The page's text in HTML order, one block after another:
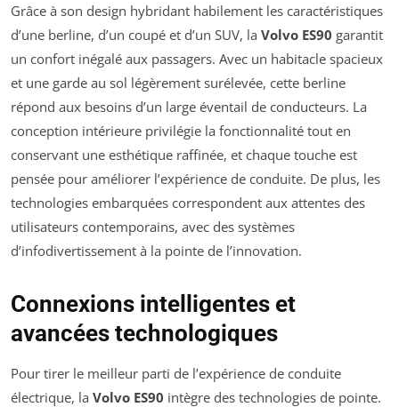
Grâce à son design hybridant habilement les caractéristiques
d’une berline, d’un coupé et d’un SUV, la Volvo ES90 garantit
un confort inégalé aux passagers. Avec un habitacle spacieux
et une garde au sol légèrement surélevée, cette berline
répond aux besoins d’un large éventail de conducteurs. La
conception intérieure privilégie la fonctionnalité tout en
conservant une esthétique raffinée, et chaque touche est
pensée pour améliorer l’expérience de conduite. De plus, les
technologies embarquées correspondent aux attentes des
utilisateurs contemporains, avec des systèmes
d’infodivertissement à la pointe de l’innovation.
Connexions intelligentes et
avancées technologiques
Pour tirer le meilleur parti de l’expérience de conduite
électrique, la Volvo ES90 intègre des technologies de pointe.